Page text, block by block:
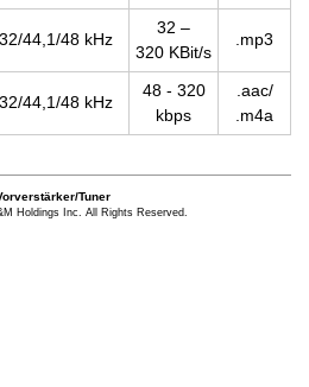
32/44,1/48 kHz
32 –
320 KBit/s
.mp3
32/44,1/48 kHz
48 - 320
kbps
.aac/
.m4a
Tuner
Holdings Inc. All Rights Reserved.